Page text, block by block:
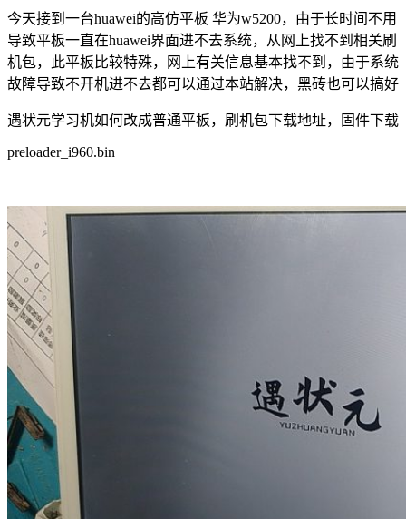
今天接到一台huawei的高仿平板 华为w5200，由于长时间不用
导致平板一直在huawei界面进不去系统，从网上找不到相关刷
机包，此平板比较特殊，网上有关信息基本找不到，由于系统
故障导致不开机进不去都可以通过本站解决，黑砖也可以搞好
遇状元学习机如何改成普通平板，刷机包下载地址，固件下载
preloader_i960.bin